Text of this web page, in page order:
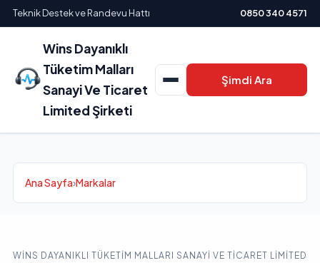
Teknik Destek ve Randevu Hattı 0850 340 4571
Wins Dayanıklı
Tüketim Malları
Sanayi Ve Ticaret
Limited Şirketi
Şimdi Ara
Ana Sayfa›Markalar
WINS DAYANIKLI TÜKETIM MALLARI SANAYI VE TICARET LIMITED